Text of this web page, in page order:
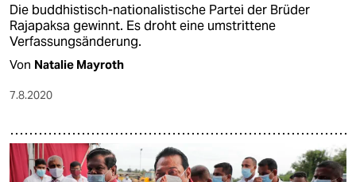
Die buddhistisch-nationalistische Partei der Brüder
Rajapaksa gewinnt. Es droht eine umstrittene
Verfassungsänderung.
Von Natalie Mayroth
7.8.2020